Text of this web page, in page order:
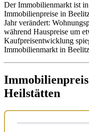
Der Immobilienmarkt ist
Immobilienpreise in
Jahr verändert:
während Hauspreise um
Kaufpreisentwicklung
Immobilienmarkt in
Heilstätten